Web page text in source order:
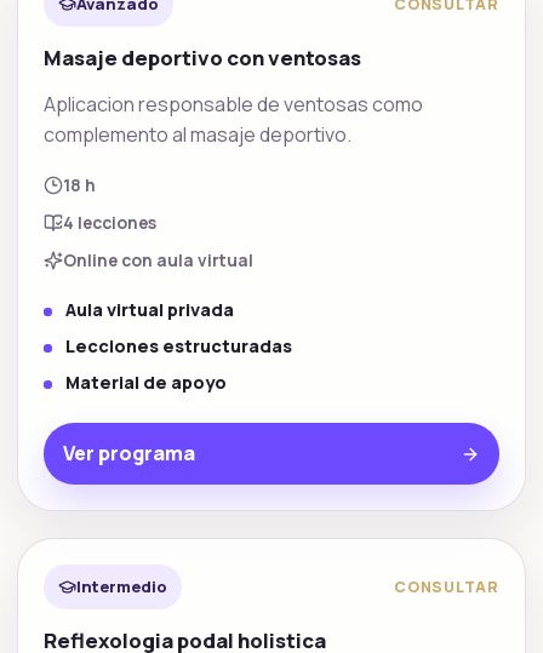
CONSULTAR
Masaje deportivo con ventosas
Aplicacion responsable de ventosas como
complemento al masaje deportivo.
18 h
4 lecciones
Online con aula virtual
Aula virtual privada
Lecciones estructuradas
Material de apoyo
Ver programa
Intermedio CONSULTAR
Reflexologia podal holistica